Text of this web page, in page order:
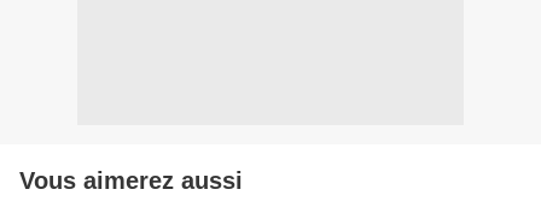
Vous aimerez aussi